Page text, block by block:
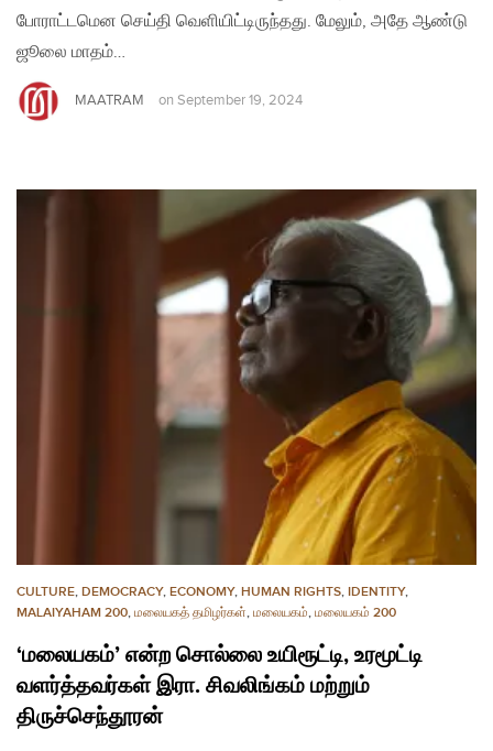
போராட்டமென செய்தி வெளியிட்டிருந்தது. மேலும், அதே ஆண்டு
ஜூலை மாதம்…
MAATRAM on September 19, 2024
CULTURE, DEMOCRACY, ECONOMY, HUMAN RIGHTS, IDENTITY,
MALAIYAHAM 200, மலையகத் தமிழர்கள், மலையகம், மலையகம் 200
‘மலையகம்’ என்ற சொல்லை உயிரூட்டி, உரமூட்டி
வளர்த்தவர்கள் இரா. சிவலிங்கம் மற்றும்
திருச்செந்தூரன்